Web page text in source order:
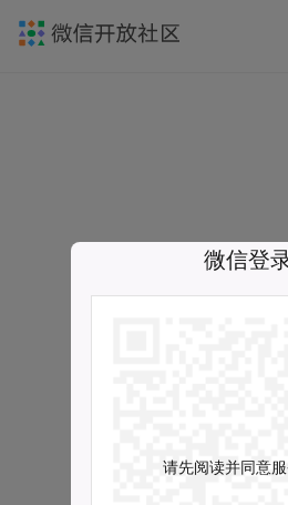
微信登
请先阅读并同意